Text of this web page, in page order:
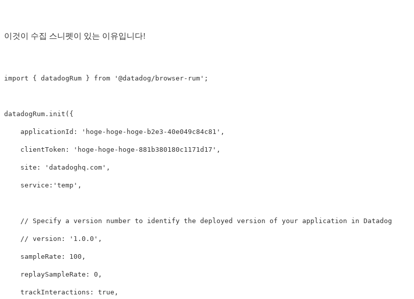
이것이 수집 스니펫이 있는 이유입니다!
import { datadogRum } from ' @datadog/browser-rum ' ;
datadogRum . init ({
applicationId : ' hoge-hoge-hoge-b2e3-40e049c84c81 ' ,
clientToken : ' hoge-hoge-hoge-881b380180c1171d17 ' ,
site : ' datadoghq.com ' ,
service : ' temp ' ,
// Specify a version number to identify the deployed version of your application in Datadog
// version: '1.0.0',
sampleRate : 100 ,
replaySampleRate : 0 ,
trackInteractions : true ,